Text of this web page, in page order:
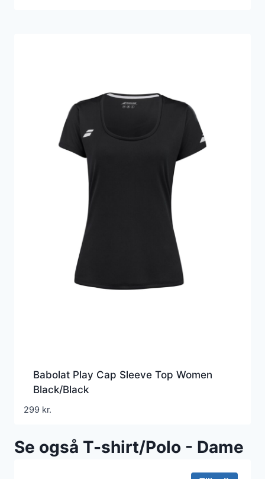
Babolat Play Cap Sleeve Top Women
Black/Black
299 kr.
Se også T-shirt/Polo - Dame